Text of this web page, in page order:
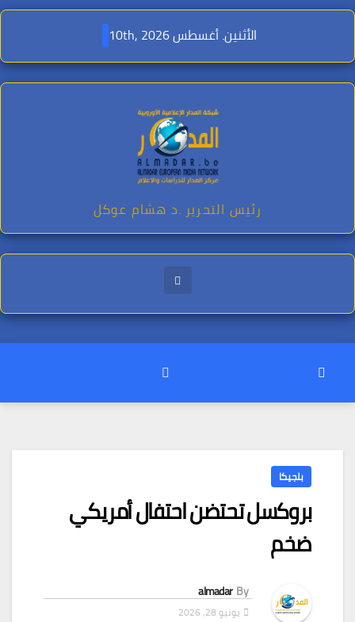
Skip
content
الأثنين. أغسطس 10th, 2026
رئيس التحرير .د هشام عوكل
بلجيكا
بروكسل تحتضن احتفال أمريكي
ضخم
By
almadar
يونيو 28, 2026